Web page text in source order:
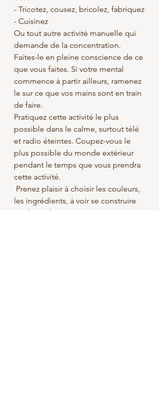
- Tricotez, cousez, bricolez, fabriquez
- Cuisinez
Ou tout autre activité manuelle qui
demande de la concentration.
Faites-le en pleine conscience de ce
que vous faites. Si votre mental
commence à partir ailleurs, ramenez
le sur ce que vos mains sont en train
de faire.
Pratiquez cette activité le plus
possible dans le calme, surtout télé
et radio éteintes. Coupez-vous le
plus possible du monde extérieur
pendant le temps que vous prendra
cette activité.
les ingrédients, à voir se construire
quelque chose.